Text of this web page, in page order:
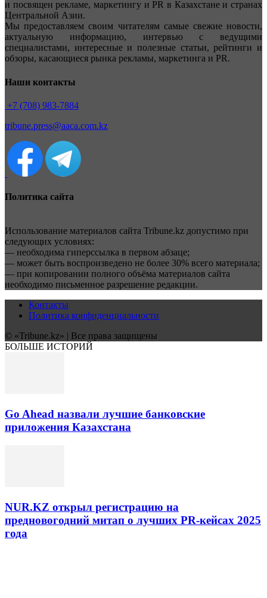
и посвящен рекламе, маркетингу и PR в Казахстане и странах
Центральной Азии.
Мы предоставляем своим читателям самые свежие новости,
актуальную информацию, интервью с ведущими
специалистами, интересные и полезные статьи, рейтинги и
обзоры, касающиеся рынка рекламы, маркетинга и PR.
Наши контакты
+7 (708) 983-7884
tribune.press@aaca.com.kz
Политика сайта
Использование материалов сайта Tribune.kz допустимо при
следующих условиях:
— необходима гиперссылка в первом абзаце;
— может быть воспроизведено не более 30% всего материала;
— при копировании полного объёма материалов сайта
необходимо письменное разрешение редакции.
Контакты
Политика конфиденциальности
© «Tribune.kz» | Все права защищены
БОЛЬШЕ ИСТОРИЙ
Go Ahead назвали лучшие банковские
приложения Казахстана
NUR.KZ открыл регистрацию на
предновогодний митап о лучших PR-кейсах 2025
года